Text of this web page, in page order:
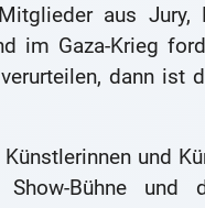
aus Jury,
im Gaza-Krieg
dann ist
und
Bühne und